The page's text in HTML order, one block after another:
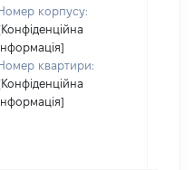
Номер корпусу:
Номер квартири: